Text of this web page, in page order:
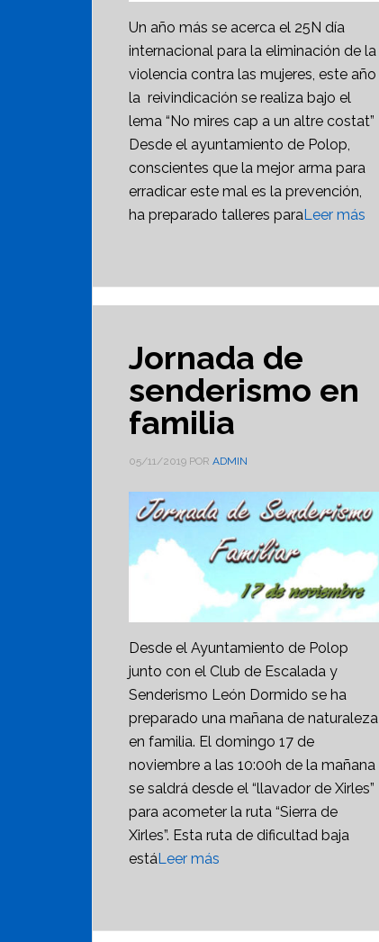
Un año más se acerca el 25N día
internacional para la eliminación de la
violencia contra las mujeres, este año
la reivindicación se realiza bajo el
lema “No mires cap a un altre costat”
Desde el ayuntamiento de Polop,
conscientes que la mejor arma para
erradicar este mal es la prevención,
ha preparado talleres paraLeer más
Jornada de
senderismo en
familia
05/11/2019 POR ADMIN
Desde el Ayuntamiento de Polop
junto con el Club de Escalada y
Senderismo León Dormido se ha
preparado una mañana de naturaleza
en familia. El domingo 17 de
noviembre a las 10:00h de la mañana
se saldrá desde el “llavador de Xirles”
para acometer la ruta “Sierra de
Xirles”. Esta ruta de dificultad baja
estáLeer más